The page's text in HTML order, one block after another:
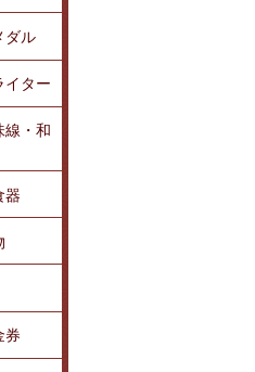
ダル
イター
線・和
器
券